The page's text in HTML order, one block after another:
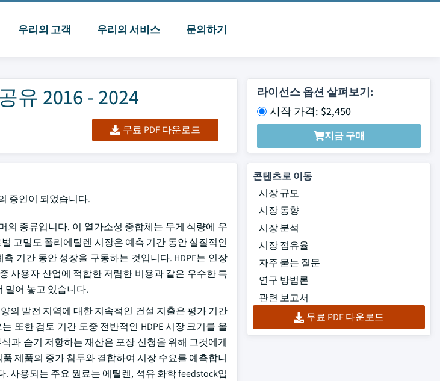
우리의 고객 우리의 서비스 문의하기
유 2016 - 2024
무료 PDF 다운로드
라이선스 옵션 살펴보기:
시작 가격: $2,450
지금 구매
증인이 되었습니다.
의 종류입니다. 이 열가소성 중합체는 무게 식량에 우
고밀도 폴리에틸렌 시장은 예측 기간 동안 실질적인
기간 동안 성장을 구동하는 것입니다. HDPE는 인장
사용자 산업에 적합한 저렴한 비용과 같은 우수한 특
밀어 놓고 있습니다.
의 발전 지역에 대한 지속적인 건설 지출은 평가 기간
또한 검토 기간 도중 전반적인 HDPE 시장 크기를 올
과 습기 저항하는 재산은 포장 신청을 위해 그것에게
제품의 증가 침투와 결합하여 시장 수요를 예측합니
사용되는 주요 원료는 에틸렌, 석유 화학 feedstock입
콘텐츠로 이동
시장 규모
시장 동향
시장 분석
시장 점유율
자주 묻는 질문
연구 방법론
관련 보고서
무료 PDF 다운로드